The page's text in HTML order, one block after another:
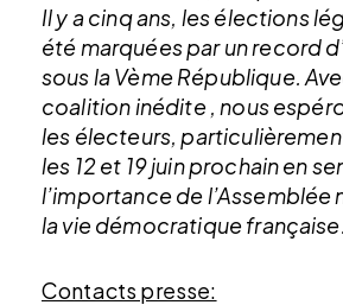
Il y a cinq ans, les élections
été marquées par un record
sous la Vème République.
coalition inédite , nous
les électeurs,
les 12 et 19 juin prochain en
l’importance de l’Assemblée
la vie démocratique
Contacts presse: